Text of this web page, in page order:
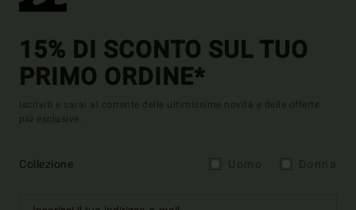
15% DI SCONTO SUL TUO
PRIMO ORDINE*
Iscriviti e sarai al corrente delle ultimissime novità e delle offerte
più esclusive.
Collezione